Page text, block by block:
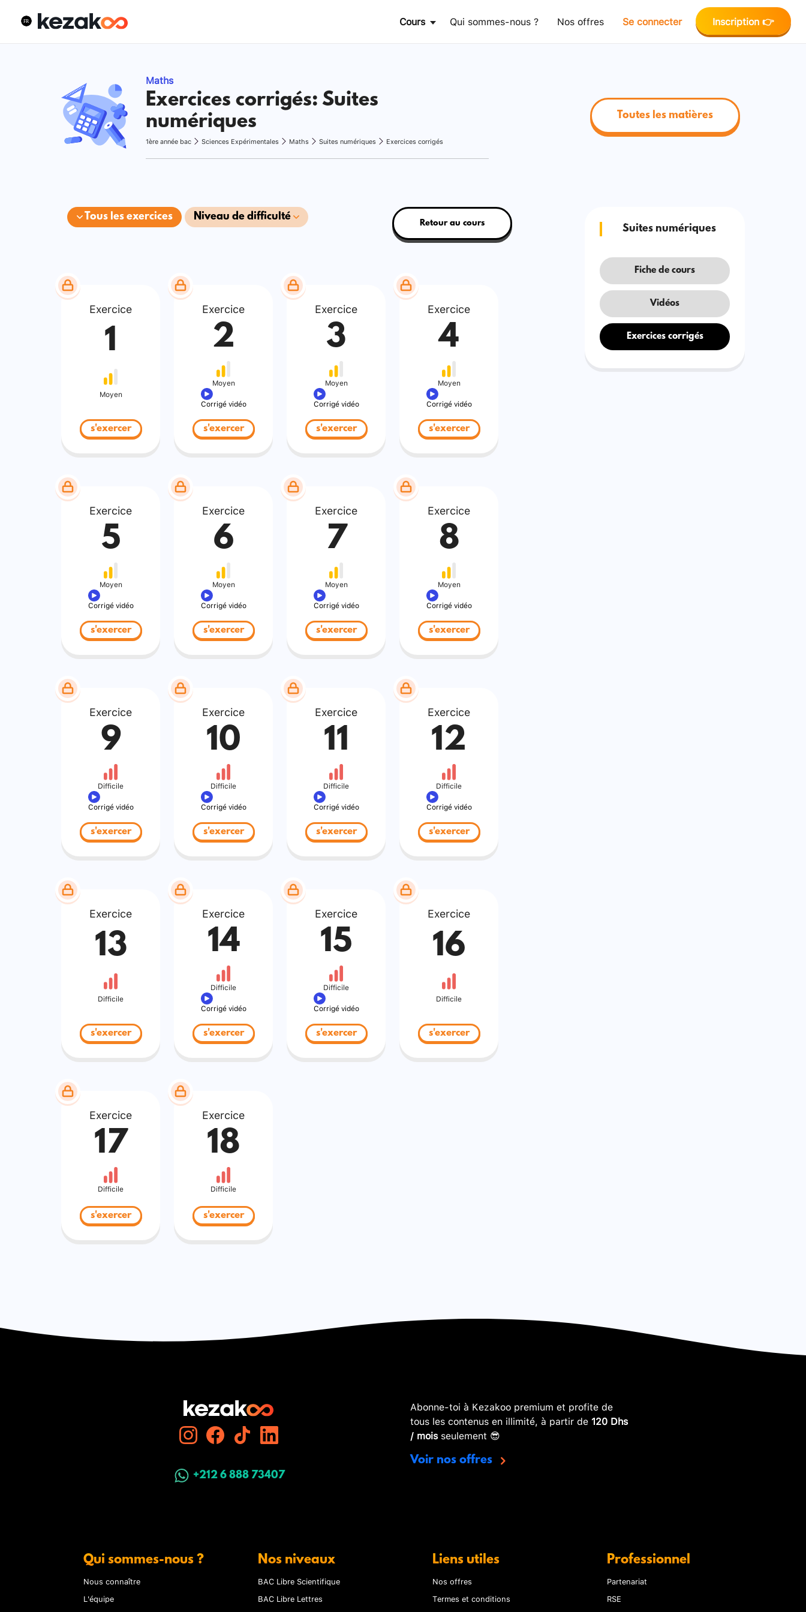
Cours Qui sommes-nous ? Nos offres Se connecter Inscription 👉
Maths
Exercices corrigés: Suites
numériques
1ère année bac Sciences Expérimentales Maths Suites numériques Exercices corrigés
Toutes les matières
Tous les exercices Niveau de difficulté
Retour au cours
Exercice
1
Moyen
s'exercer
Exercice
2
Moyen
Corrigé vidéo
s'exercer
Exercice
3
Moyen
Corrigé vidéo
s'exercer
Exercice
4
Moyen
Corrigé vidéo
s'exercer
Exercice
5
Moyen
Corrigé vidéo
s'exercer
Exercice
6
Moyen
Corrigé vidéo
s'exercer
Exercice
7
Moyen
Corrigé vidéo
s'exercer
Exercice
8
Moyen
Corrigé vidéo
s'exercer
Exercice
9
Difficile
Corrigé vidéo
s'exercer
Exercice
10
Difficile
Corrigé vidéo
s'exercer
Exercice
11
Difficile
Corrigé vidéo
s'exercer
Exercice
12
Difficile
Corrigé vidéo
s'exercer
Exercice
13
Difficile
s'exercer
Exercice
14
Difficile
Corrigé vidéo
s'exercer
Exercice
15
Difficile
Corrigé vidéo
s'exercer
Exercice
16
Difficile
s'exercer
Exercice
17
Difficile
s'exercer
Exercice
18
Difficile
s'exercer
Suites numériques
Fiche de cours
Vidéos
Exercices corrigés
+212 6 888 73407
Abonne-toi à Kezakoo premium et profite de
tous les contenus en illimité, à partir de 120 Dhs
/ moisseulement 😎
Voir nos offres
Qui sommes-nous ?
Nous connaître
L'équipe
Nos niveaux
BAC Libre Scientifique
BAC Libre Lettres
Liens utiles
Nos offres
Termes et conditions
Professionnel
Partenariat
RSE